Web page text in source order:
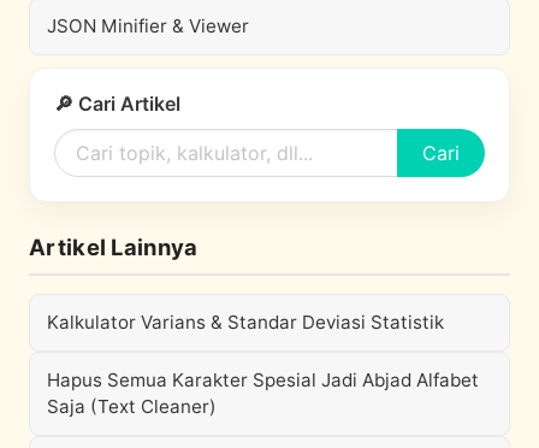
JSON Minifier & Viewer
🔎 Cari Artikel
Cari
Artikel Lainnya
Kalkulator Varians & Standar Deviasi Statistik
Hapus Semua Karakter Spesial Jadi Abjad Alfabet
Saja (Text Cleaner)